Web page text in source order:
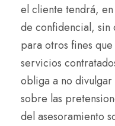
el cliente tendrá,
de confidencial, sin
para otros fines
servicios
obliga a no
sobre las
del asesoramiento